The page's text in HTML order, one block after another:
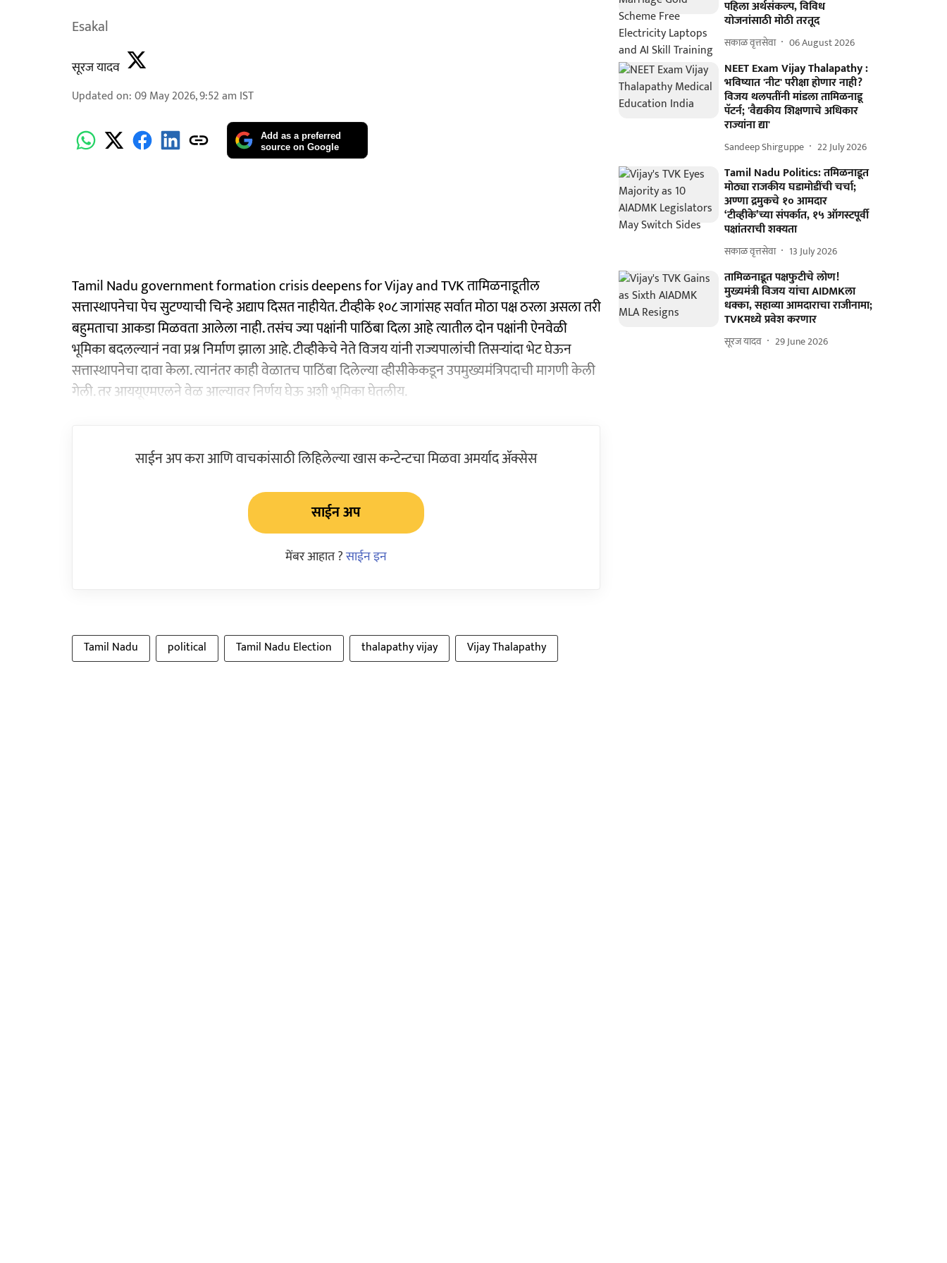
Esakal
सूरज यादव
Updated on:09 May 2026, 9:52 am IST
Add as a preferred
source on Google
Tamil Nadu government formation crisis deepens for Vijay and TVK तामिळनाडूतील
सत्तास्थापनेचा पेच सुटण्याची चिन्हे अद्याप दिसत नाहीयेत. टीव्हीके १०८ जागांसह सर्वात मोठा पक्ष ठरला असला तरी
बहुमताचा आकडा मिळवता आलेला नाही. तसंच ज्या पक्षांनी पाठिंबा दिला आहे त्यातील दोन पक्षांनी ऐनवेळी
भूमिका बदलल्यानं नवा प्रश्न निर्माण झाला आहे. टीव्हीकेचे नेते विजय यांनी राज्यपालांची तिसऱ्यांदा भेट घेऊन
सत्तास्थापनेचा दावा केला. त्यानंतर काही वेळातच पाठिंबा दिलेल्या व्हीसीकेकडून उपमुख्यमंत्रिपदाची मागणी केली
गेली. तर आययूएमएलने वेळ आल्यावर निर्णय घेऊ अशी भूमिका घेतलीय.
साईन अप करा आणि वाचकांसाठी लिहिलेल्या खास कन्टेन्टचा मिळवा अमर्याद ॲक्सेस
साईन अप
मेंबर आहात ?साईन इन
Tamil Nadu political Tamil Nadu Election thalapathy vijay Vijay Thalapathy
पहिला अर्थसंकल्प, विविध
योजनांसाठी मोठी तरतूद
सकाळ वृत्तसेवा 06 August 2026
NEET Exam Vijay Thalapathy :
भविष्यात 'नीट' परीक्षा होणार नाही?
विजय थलपतींनी मांडला तामिळनाडू
पॅटर्न; 'वैद्यकीय शिक्षणाचे अधिकार
राज्यांना द्या'
Sandeep Shirguppe 22 July 2026
Tamil Nadu Politics: तमिळनाडूत
मोठ्या राजकीय घडामोडींची चर्चा;
अण्णा द्रमुकचे १० आमदार
‘टीव्हीके’च्या संपर्कात, १५ ऑगस्टपूर्वी
पक्षांतराची शक्यता
सकाळ वृत्तसेवा 13 July 2026
तामिळनाडूत पक्षफुटीचे लोण!
मुख्यमंत्री विजय यांचा AIDMKला
धक्का, सहाव्या आमदाराचा राजीनामा;
TVKमध्ये प्रवेश करणार
सूरज यादव 29 June 2026